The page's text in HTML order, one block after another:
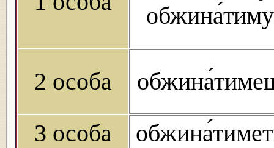
2 особа
3 особа